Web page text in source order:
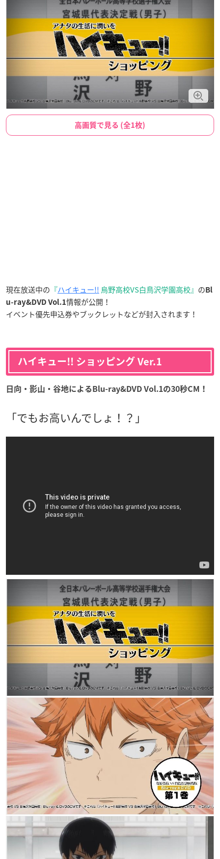
高画質で見る (全1枚)
現在放送中の 『ハイキュー!! 烏野高校VS白鳥沢学園高校』 のBl
u-ray&DVD Vol.1 情報が公開！
イベント優先申込券やブックレットなどが封入されます！
ハイキュー!! ショッピング Ver.1
日向・影山・谷地によるBlu-ray&DVD Vol.1の30秒CM！
「でもお高いんでしょ！？」